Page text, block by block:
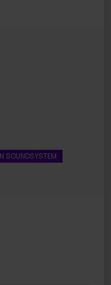
SOUNDSYSTEM